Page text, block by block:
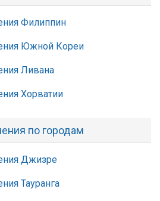
Филиппин
Южной Кореи
Ливана
Хорватии
по городам
Джизре
Тауранга